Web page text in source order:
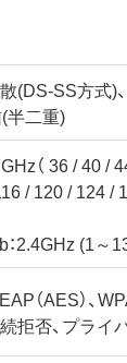
(DS-SS方式)
半二重)
（ 36 / 40 /
/ 120 / 124 /
2.4GHz (1～
（AES）、
続拒否、プラ